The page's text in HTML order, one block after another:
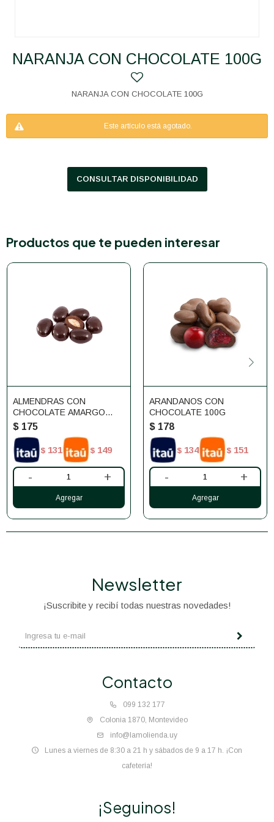
NARANJA CON CHOCOLATE 100G
NARANJA CON CHOCOLATE 100G
Este artículo está agotado.
CONSULTAR DISPONIBILIDAD
Productos que te pueden interesar
ALMENDRAS CON
CHOCOLATE AMARGO
100G
$ 175
$ 131 $ 149
- +
ARANDANOS CON
CHOCOLATE 100G
$ 178
$ 134 $ 151
- +
Contacto
099 132 177
Colonia 1870, Montevideo
info@lamolienda.uy
Lunes a viernes de 8:30 a 21 h y sábados de 9 a 17 h. ¡Con
cafetería!
Newsletter
¡Suscribite y recibí todas nuestras novedades!
¡Seguinos!